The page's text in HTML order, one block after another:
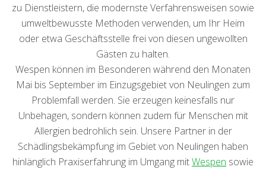
zu Dienstleistern, die modernste Verfahrensweisen sowie
umweltbewusste Methoden verwenden, um Ihr Heim
oder etwa Geschäftsstelle frei von diesen ungewollten
Gästen zu halten.
Wespen können im Besonderen während den Monaten
Mai bis September im Einzugsgebiet von Neulingen zum
Problemfall werden. Sie erzeugen keinesfalls nur
Unbehagen, sondern können zudem für Menschen mit
Allergien bedrohlich sein. Unsere Partner in der
Schädlingsbekämpfung im Gebiet von Neulingen haben
hinlänglich Praxiserfahrung im Umgang mitWespen sowie